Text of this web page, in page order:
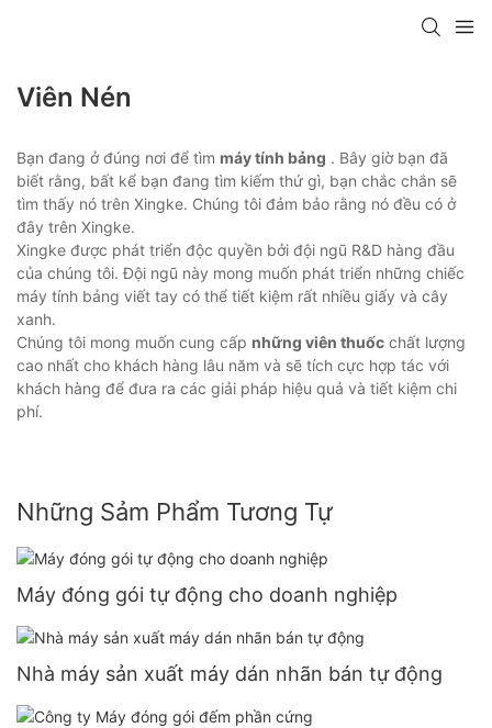
Viên Nén
Bạn đang ở đúng nơi để tìm máy tính bảng . Bây giờ bạn đã
biết rằng, bất kể bạn đang tìm kiếm thứ gì, bạn chắc chắn sẽ
tìm thấy nó trên Xingke. Chúng tôi đảm bảo rằng nó đều có ở
đây trên Xingke.
Xingke được phát triển độc quyền bởi đội ngũ R&D hàng đầu
của chúng tôi. Đội ngũ này mong muốn phát triển những chiếc
máy tính bảng viết tay có thể tiết kiệm rất nhiều giấy và cây
xanh.
Chúng tôi mong muốn cung cấp những viên thuốc chất lượng
cao nhất cho khách hàng lâu năm và sẽ tích cực hợp tác với
khách hàng để đưa ra các giải pháp hiệu quả và tiết kiệm chi
phí.
Những Sảm Phẩm Tương Tự
Máy đóng gói tự động cho doanh nghiệp
Nhà máy sản xuất máy dán nhãn bán tự động